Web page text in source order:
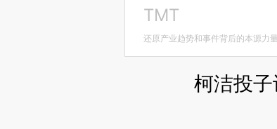
TMT
还原产业趋势和事件背后的本源力量
柯洁投